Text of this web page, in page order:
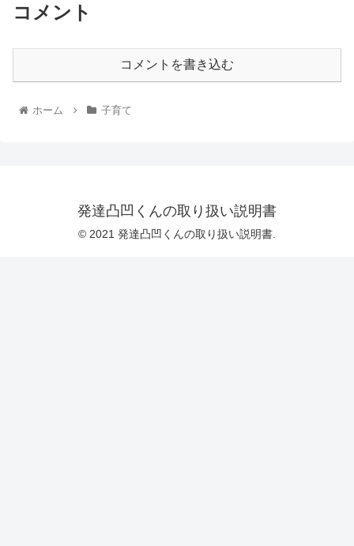
コメント
コメントを書き込む
ホーム 子育て
発達凸凹くんの取り扱い説明書
© 2021 発達凸凹くんの取り扱い説明書.